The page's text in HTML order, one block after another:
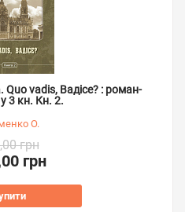
vadis, Вадісе? : роман-
3 кн. Кн. 2.
О.
грн
грн